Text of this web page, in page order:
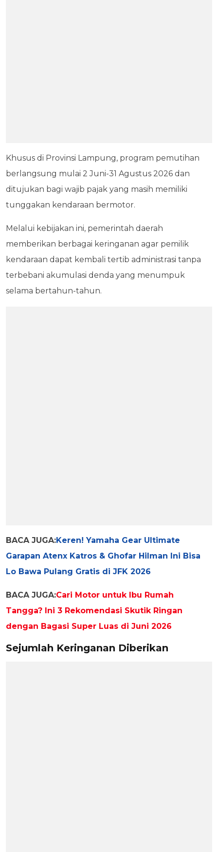
Khusus di Provinsi Lampung, program pemutihan
berlangsung mulai 2 Juni-31 Agustus 2026 dan
ditujukan bagi wajib pajak yang masih memiliki
tunggakan kendaraan bermotor.
Melalui kebijakan ini, pemerintah daerah
memberikan berbagai keringanan agar pemilik
kendaraan dapat kembali tertib administrasi tanpa
terbebani akumulasi denda yang menumpuk
selama bertahun-tahun.
BACA JUGA:Keren! Yamaha Gear Ultimate
Garapan Atenx Katros & Ghofar Hilman Ini Bisa
Lo Bawa Pulang Gratis di JFK 2026
BACA JUGA:Cari Motor untuk Ibu Rumah
Tangga? Ini 3 Rekomendasi Skutik Ringan
dengan Bagasi Super Luas di Juni 2026
Sejumlah Keringanan Diberikan